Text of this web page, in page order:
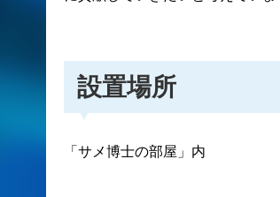
設置場所
「サメ博士の部屋」内